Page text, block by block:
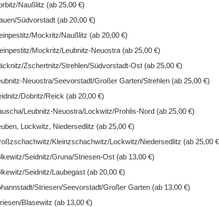
Naußlitz (ab 25,00 €)
Südvorstadt (ab 20,00 €)
Mockritz/Naußlitz (ab 20,00 €)
Mockritz/Leubnitz-Neuostra (ab 25,00 €)
Zschertnitz/Strehlen/Südvorstadt-Ost (ab 25,00 €)
Neuostra/Seevorstadt/Großer Garten/Strehlen (ab 25,00 €)
Dobritz/Reick (ab 20,00 €)
Leubnitz-Neuostra/Lockwitz/Prohlis-Nord (ab 25,00 €)
Lockwitz, Niedersedlitz (ab 25,00 €)
Kleinzschachwitz/Lockwitz/Niedersedlitz (ab 25,00
Seidnitz/Gruna/Striesen-Ost (ab 13,00 €)
Seidnitz/Laubegast (ab 20,00 €)
Striesen/Seevorstadt/Großer Garten (ab 13,00 €)
Blasewitz (ab 13,00 €)
legen):
einschließlich Laktose